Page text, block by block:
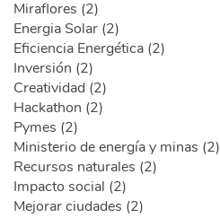
Miraflores (2)
Energia Solar (2)
Eficiencia Energética (2)
Inversión (2)
Creatividad (2)
Hackathon (2)
Pymes (2)
Ministerio de energía y minas (2)
Recursos naturales (2)
Impacto social (2)
Mejorar ciudades (2)